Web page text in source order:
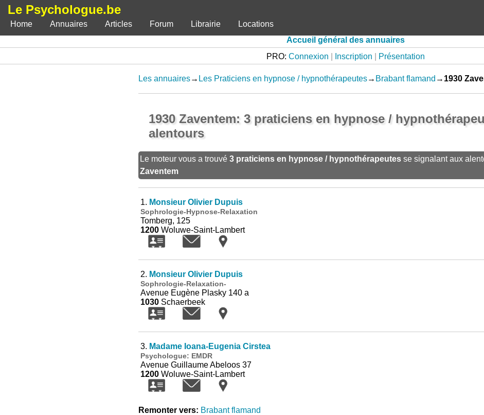
Le Psychologue.be
Home
Annuaires Articles Forum Librairie
Locations
Accueil général des annuaires
PRO: Connexion Inscription Présentation
Les annuaires→ Les Praticiens en hypnose / hypnothérapeutes→ Brabant flamand → 1930
1930 Zaventem: 3 praticiens en hypnose /
alentours
Le moteur vous a trouvé 3 praticiens en hypnose / hypnothérapeutesse signalant aux
Zaventem
1. Monsieur Olivier Dupuis
Sophrologie-Hypnose-Relaxation
Tomberg, 125
1200Woluwe-Saint-Lambert
2. Monsieur Olivier Dupuis
Sophrologie-Relaxation-
Avenue Eugène Plasky 140 a
1030Schaerbeek
3. Madame Ioana-Eugenia Cirstea
Psychologue: EMDR
Avenue Guillaume Abeloos 37
1200Woluwe-Saint-Lambert
Remonter vers: Brabant flamand